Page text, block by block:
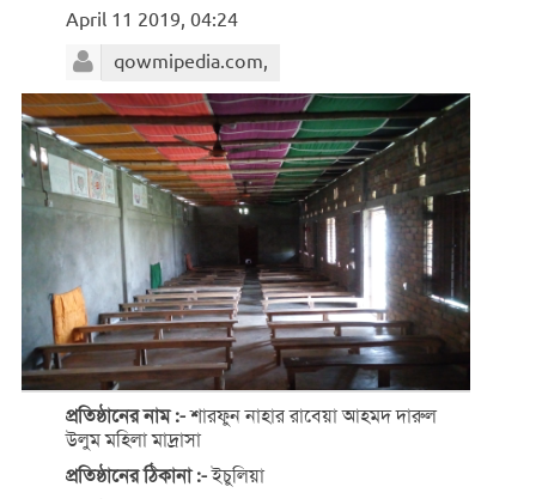
April 11 2019, 04:24
qowmipedia.com,
প্রতিষ্ঠানের নাম :-শারফুন নাহার রাবেয়া আহমদ দারুল
উলুম মহিলা মাদ্রাসা
প্রতিষ্ঠানের ঠিকানা :-ইচুলিয়া